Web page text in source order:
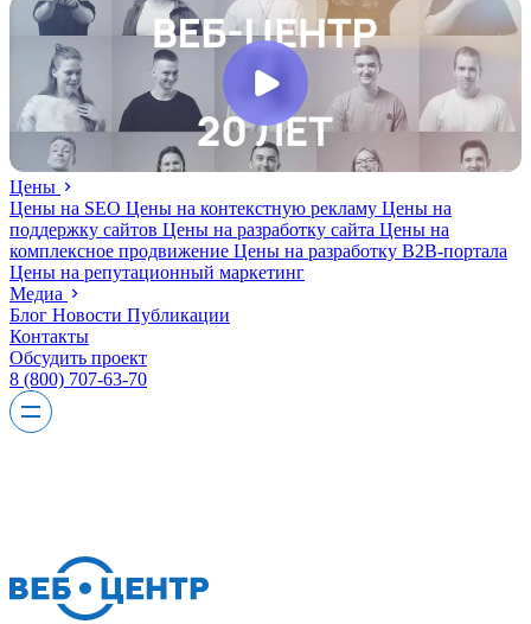
Цены
Цены на SEO Цены на контекстную рекламу Цены на
поддержку сайтов Цены на разработку сайта Цены на
комплексное продвижение Цены на разработку В2В-портала
Цены на репутационный маркетинг
Медиа
Блог Новости Публикации
Контакты
Обсудить проект
8 (800) 707-63-70